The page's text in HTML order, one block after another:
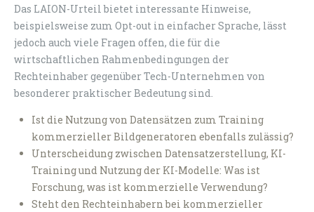
Das LAION-Urteil bietet interessante Hinweise,
beispielsweise zum Opt-out in einfacher Sprache, lässt
jedoch auch viele Fragen offen, die für die
wirtschaftlichen Rahmenbedingungen der
Rechteinhaber gegenüber Tech-Unternehmen von
besonderer praktischer Bedeutung sind.
Ist die Nutzung von Datensätzen zum Training
kommerzieller Bildgeneratoren ebenfalls zulässig?
Unterscheidung zwischen Datensatzerstellung, KI-
Training und Nutzung der KI-Modelle: Was ist
Forschung, was ist kommerzielle Verwendung?
Steht den Rechteinhabern bei kommerzieller